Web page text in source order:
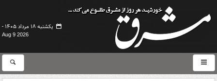
یکشنبه ۱۸ مرداد ۱۴۰۵ -
Aug 9 2026